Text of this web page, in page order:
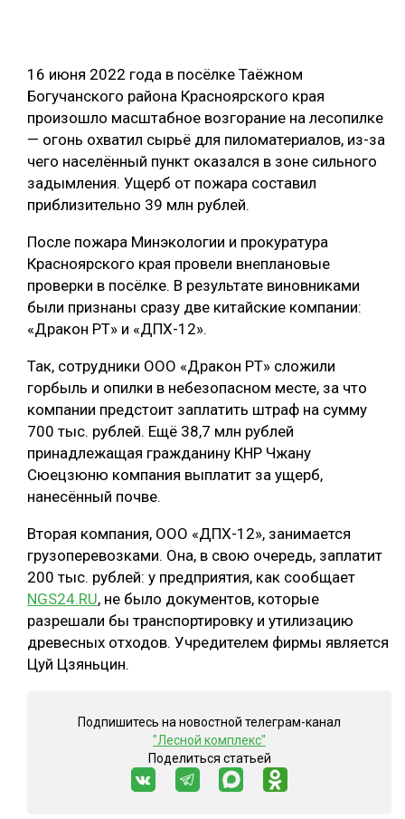
ПРОИЗВОДСТВО ДРЕВЕСНЫХ ПЛИТ
КОМПЛЕКСНАЯ ПЕРЕРАБОТКА
ЛЕСОПИЛЕНИЕ
ДЕРЕВЯННОЕ ДОМОСТРОЕНИЕ
БЕЗОПАСНОЕ ПРОИЗВОДСТВО
СОРТИРОВКА ДРЕВЕСИНЫ
СУШКА ДРЕВЕСИНЫ
МЕБЕЛЬНОЕ ПРОИЗВОДСТВО
ПОДБОРКИ СТАТЕЙ
16 июня 2022 года в посёлке Таёжном
Богучанского района Красноярского края
произошло масштабное возгорание на лесопилке
— огонь охватил сырьё для пиломатериалов, из-за
чего населённый пункт оказался в зоне сильного
задымления. Ущерб от пожара составил
приблизительно 39 млн рублей.
После пожара Минэкологии и прокуратура
Красноярского края провели внеплановые
проверки в посёлке. В результате виновниками
были признаны сразу две китайские компании:
«Дракон РТ» и «ДПХ-12».
Так, сотрудники ООО «Дракон РТ» сложили
горбыль и опилки в небезопасном месте, за что
компании предстоит заплатить штраф на сумму
700 тыс. рублей. Ещё 38,7 млн рублей
принадлежащая гражданину КНР Чжану
Сюецзюню компания выплатит за ущерб,
нанесённый почве.
Вторая компания, ООО «ДПХ-12», занимается
грузоперевозками. Она, в свою очередь, заплатит
200 тыс. рублей: у предприятия, как сообщает
NGS24.RU, не было документов, которые
разрешали бы транспортировку и утилизацию
древесных отходов. Учредителем фирмы является
Цуй Цзяньцин.
Подпишитесь на новостной телеграм-канал
"Лесной комплекс"
Поделиться статьей